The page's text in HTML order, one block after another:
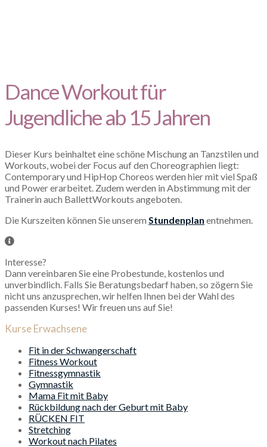
Dance Workout für
Jugendliche ab 15 Jahren
Dieser Kurs beinhaltet eine schöne Mischung an Tanzstilen und
Workouts, wobei der Focus auf den Choreographien liegt:
Contemporary und HipHop Choreos werden hier mit viel Spaß
und Power erarbeitet. Zudem werden in Abstimmung mit der
Trainerin auch BallettWorkouts angeboten.
Die Kurszeiten können Sie unserem Stundenplan entnehmen.
Interesse?
Dann vereinbaren Sie eine Probestunde, kostenlos und
unverbindlich. Falls Sie Beratungsbedarf haben, so zögern Sie
nicht uns anzusprechen, wir helfen Ihnen bei der Wahl des
passenden Kurses! Wir freuen uns auf Sie!
Kurse Erwachsene
Fit in der Schwangerschaft
Fitness Workout
Fitnessgymnastik
Gymnastik
Mama Fit mit Baby
Rückbildung nach der Geburt mit Baby
RÜCKEN FIT
Stretching
Workout nach Pilates